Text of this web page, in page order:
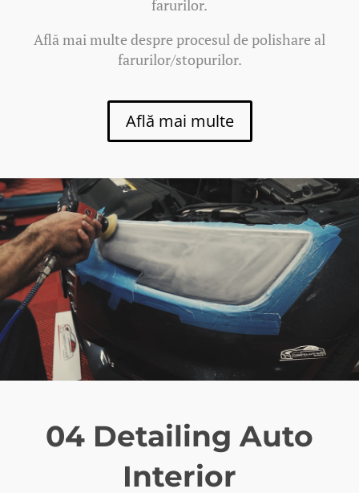
farurilor.
Află mai multe despre procesul de polishare al
farurilor/stopurilor.
Află mai multe
04 Detailing Auto
Interior